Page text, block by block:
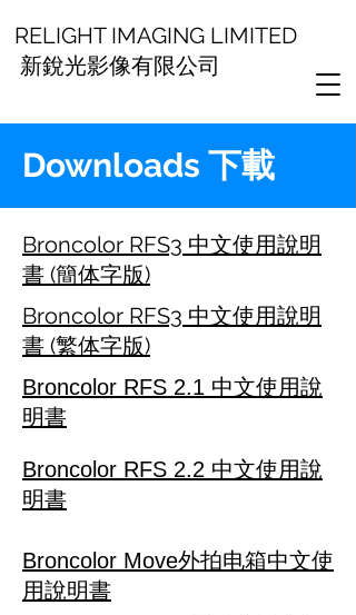
RELIGHT IMAGING LIMITED
新銳光影像有限公司
Downloads 下載
Broncolor RFS3 中文使用說明
書 (簡体字版)
Broncolor RFS3 中文使用說明
書 (繁体字版)
Broncolor RFS 2.1 中文使用說
明書
Broncolor RFS 2.2 中文使用說
明書
Broncolor Move外拍电箱中文使
用說明書